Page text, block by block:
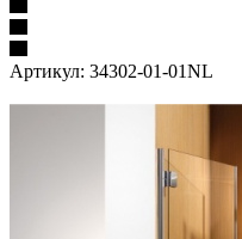
Артикул: 34302-01-01NL